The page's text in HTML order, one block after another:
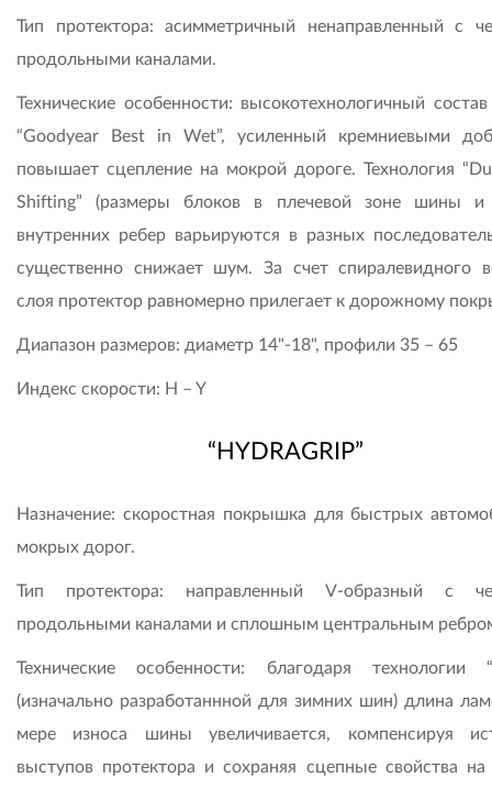
Тип протектора: асимметричный ненаправленный с
продольными каналами.
Технические особенности: высокотехнологичный
“Goodyear Best in Wet”, усиленный кремниевыми
повышает сцепление на мокрой дороге. Технология
Shifting” (размеры блоков в плечевой зоне шины и
внутренних ребер варьируются в разных
существенно снижает шум. За счет спиралевидного
слоя протектор равномерно прилегает к дорожному
Диапазон размеров: диаметр 14"-18", профили 35 – 65
Индекс скорости: H – Y
“HYDRAGRIP”
Назначение: скоростная покрышка для быстрых
мокрых дорог.
Тип протектора: направленный V-образный с
продольными каналами и сплошным центральным
Технические особенности: благодаря технологии
(изначально разработаннной для зимних шин) длина
мере износа шины увеличивается, компенсируя
выступов протектора и сохраняя сцепные свойства